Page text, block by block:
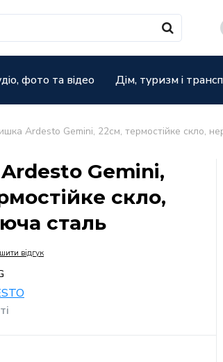
фото та відео Дім, туризм і
Ardesto Gemini, 22см, термостійке скло,
Gemini,
скло,
сталь
відгук